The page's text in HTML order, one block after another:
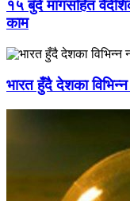
१५ बुँदे मागसहित
काम
भारत हुँदै देशका विभिन्न